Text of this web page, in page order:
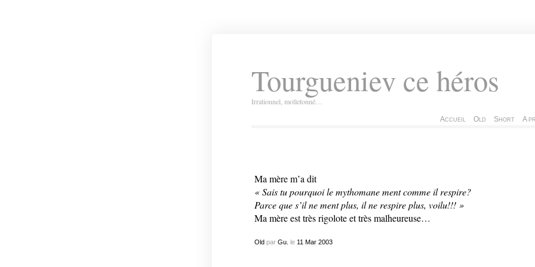
Tourgueniev ce héros
Irrationnel, molletonné…
Accueil Old Short A
Ma mère m’a dit
« Sais tu pourquoi le mythomane ment comme il respire?
Parce que s’il ne ment plus, il ne respire plus, voilu!!! »
Ma mère est très rigolote et très malheureuse…
Oldpar Gu. le 11 Mar 2003